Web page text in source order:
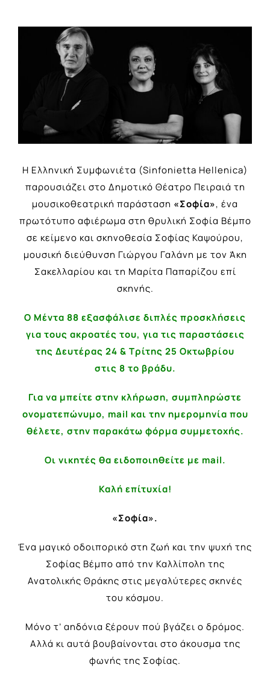
Η Ελληνική Συμφωνιέτα (Sinfonietta Hellenica)
παρουσιάζει στο Δημοτικό Θέατρο Πειραιά τη
μουσικοθεατρική παράσταση «Σοφία», ένα
πρωτότυπο αφιέρωμα στη θρυλική Σοφία Βέμπο
σε κείμενο και σκηνοθεσία Σοφίας Καψούρου,
μουσική διεύθυνση Γιώργου Γαλάνη με τον Άκη
Σακελλαρίου και τη Μαρίτα Παπαρίζου επί
σκηνής.
Ο Μέντα 88 εξασφάλισε διπλές προσκλήσεις
για τους ακροατές του, για τις παραστάσεις
της Δευτέρας 24 & Τρίτης 25 Οκτωβρίου
στις 8 το βράδυ.
Για να μπείτε στην κλήρωση, συμπληρώστε
ονοματεπώνυμο, mail και την ημερομηνία που
θέλετε, στην παρακάτω φόρμα συμμετοχής.
Οι νικητές θα ειδοποιηθείτε με mail.
Καλή επίτυχία!
«Σοφία».
Ένα μαγικό οδοιπορικό στη ζωή και την ψυχή της
Σοφίας Βέμπο από την Καλλίπολη της
Ανατολικής Θράκης στις μεγαλύτερες σκηνές
του κόσμου.
Μόνο τ’ αηδόνια ξέρουν πού βγάζει ο δρόμος.
Αλλά κι αυτά βουβαίνονται στο άκουσμα της
φωνής της Σοφίας.